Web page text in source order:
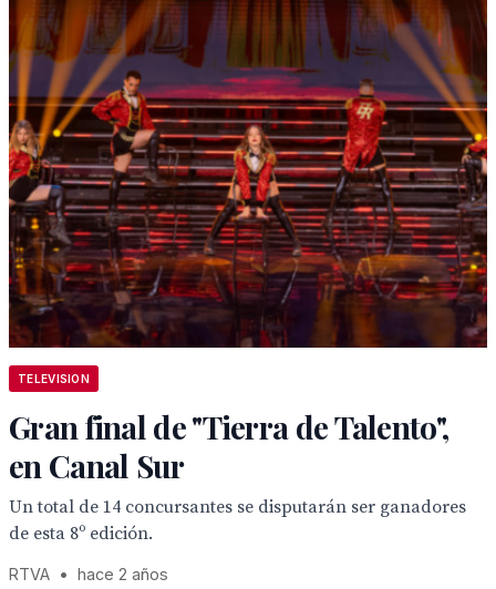
TELEVISION
Gran final de "Tierra de Talento",
en Canal Sur
Un total de 14 concursantes se disputarán ser ganadores
de esta 8º edición.
RTVA • hace 2 años